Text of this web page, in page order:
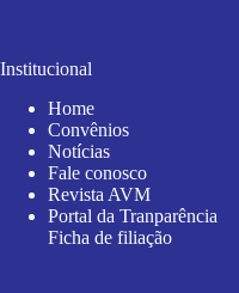
Institucional
Home
Convênios
Notícias
Fale conosco
Revista AVM
Portal da Tranparência
Ficha de filiação